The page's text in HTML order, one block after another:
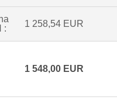
:
1 258,54 EUR
1 548,00 EUR